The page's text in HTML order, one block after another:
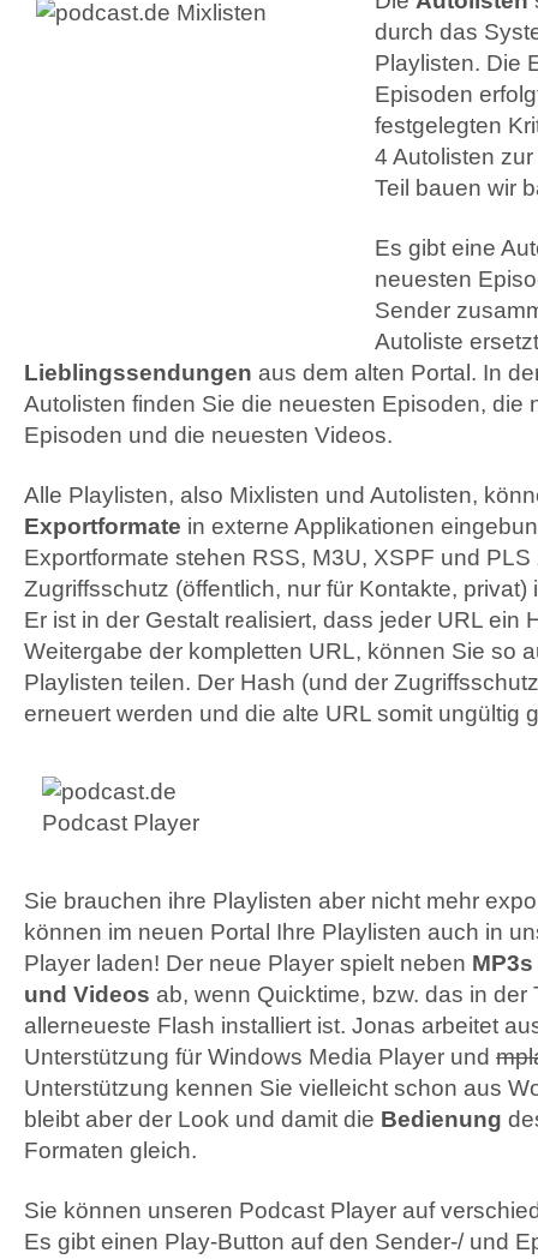
durch das
Playlisten. Die
Episoden
festgelegten
4 Autolisten
Teil bauen wir
Es gibt eine
neuesten
Sender
Autoliste
Lieblingssendungen aus dem alten Portal. In
Autolisten finden Sie die neuesten Episoden, die
Episoden und die neuesten Videos.
Alle Playlisten, also Mixlisten und Autolisten,
Exportformate in externe Applikationen
Exportformate stehen RSS, M3U, XSPF und PLS
Zugriffsschutz (öffentlich, nur für Kontakte, privat)
Er ist in der Gestalt realisiert, dass jeder URL ein
Weitergabe der kompletten URL, können Sie so
Playlisten teilen. Der Hash (und der
erneuert werden und die alte URL somit ungültig
Sie brauchen ihre Playlisten aber nicht mehr
können im neuen Portal Ihre Playlisten auch in
Player laden! Der neue Player spielt neben
und Videos ab, wenn Quicktime, bzw. das in der
allerneueste Flash installiert ist. Jonas arbeitet
Unterstützung für Windows Media Player und
Unterstützung kennen Sie vielleicht schon aus
bleibt aber der Look und damit die Bedienung
Formaten gleich.
Sie können unseren Podcast Player auf
Es gibt einen Play-Button auf den Sender-/ und